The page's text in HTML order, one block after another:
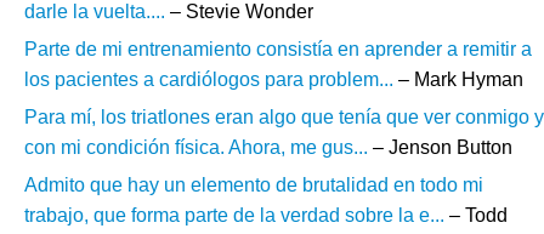
darle la vuelta.... – Stevie Wonder
Parte de mi entrenamiento consistía en aprender a remitir a
los pacientes a cardiólogos para problem... – Mark Hyman
Para mí, los triatlones eran algo que tenía que ver conmigo y
con mi condición física. Ahora, me gus... – Jenson Button
Admito que hay un elemento de brutalidad en todo mi
trabajo, que forma parte de la verdad sobre la e... – Todd